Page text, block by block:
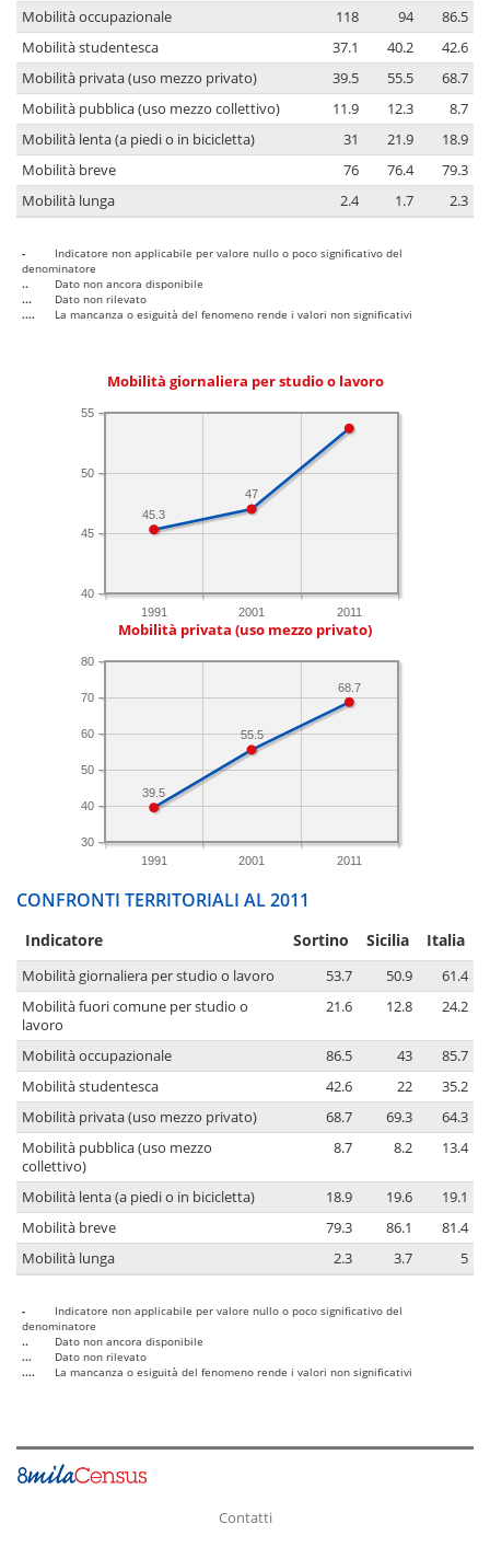
Mobilità occupazionale
118 94
86.5
Mobilità studentesca
37.1 40.2
42.6
Mobilità privata (uso mezzo privato)
39.5 55.5
68.7
Mobilità pubblica (uso mezzo collettivo)
11.9 12.3
8.7
Mobilità lenta (a piedi o in bicicletta)
31 21.9
18.9
Mobilità breve
76 76.4
79.3
Mobilità lunga
2.4 1.7 2.3
-
Indicatore non applicabile per valore nullo o poco significativo del
denominatore
..
Dato non ancora disponibile
...
Dato non rilevato
....
La mancanza o esiguità del fenomeno rende i valori non significativi
Mobilità giornaliera per studio o lavoro
1991 2001 2011
40
45
50
55
47
45.3
Mobilità privata (uso mezzo privato)
1991 2001 2011
30
40
50
60
70
80
68.7
55.5
39.5
CONFRONTI TERRITORIALI AL 2011
Indicatore Sortino Sicilia Italia
Mobilità giornaliera per studio o lavoro 53.7 50.9
61.4
Mobilità fuori comune per studio o
lavoro
21.6 12.8 24.2
Mobilità occupazionale 86.5 43
85.7
Mobilità studentesca
42.6 22
35.2
Mobilità privata (uso mezzo privato)
68.7 69.3
64.3
Mobilità pubblica (uso mezzo
collettivo)
8.7 8.2 13.4
Mobilità lenta (a piedi o in bicicletta) 18.9 19.6
19.1
Mobilità breve
79.3 86.1
81.4
Mobilità lunga
2.3 3.7 5
-
Indicatore non applicabile per valore nullo o poco significativo del
denominatore
..
Dato non ancora disponibile
...
Dato non rilevato
....
La mancanza o esiguità del fenomeno rende i valori non significativi
Contatti